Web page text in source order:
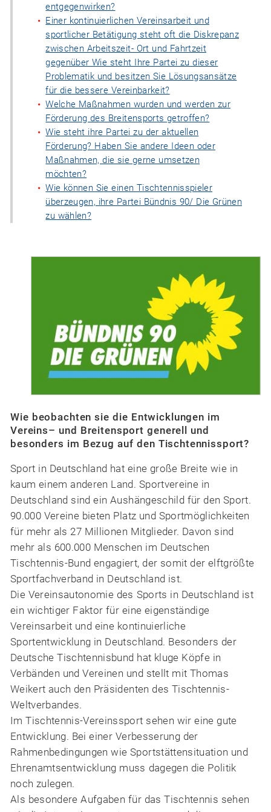
entgegenwirken?
Einer kontinuierlichen Vereinsarbeit und
sportlicher Betätigung steht oft die Diskrepanz
zwischen Arbeitszeit- Ort und Fahrtzeit
gegenüber Wie steht Ihre Partei zu dieser
Problematik und besitzen Sie Lösungsansätze
für die bessere Vereinbarkeit?
Welche Maßnahmen wurden und werden zur
Förderung des Breitensports getroffen?
Wie steht ihre Partei zu der aktuellen
Förderung? Haben Sie andere Ideen oder
Maßnahmen, die sie gerne umsetzen
möchten?
Wie können Sie einen Tischtennisspieler
überzeugen, ihre Partei Bündnis 90/ Die Grünen
zu wählen?
Wie beobachten sie die Entwicklungen im
Vereins– und Breitensport generell und
besonders im Bezug auf den Tischtennissport?
Sport in Deutschland hat eine große Breite wie in
kaum einem anderen Land. Sportvereine in
Deutschland sind ein Aushängeschild für den Sport.
90.000 Vereine bieten Platz und Sportmöglichkeiten
für mehr als 27 Millionen Mitglieder. Davon sind
mehr als 600.000 Menschen im Deutschen
Tischtennis-Bund engagiert, der somit der elftgrößte
Sportfachverband in Deutschland ist.
Die Vereinsautonomie des Sports in Deutschland ist
ein wichtiger Faktor für eine eigenständige
Vereinsarbeit und eine kontinuierliche
Sportentwicklung in Deutschland. Besonders der
Deutsche Tischtennisbund hat kluge Köpfe in
Verbänden und Vereinen und stellt mit Thomas
Weikert auch den Präsidenten des Tischtennis-
Weltverbandes.
Im Tischtennis-Vereinssport sehen wir eine gute
Entwicklung. Bei einer Verbesserung der
Rahmenbedingungen wie Sportstättensituation und
Ehrenamtsentwicklung muss dagegen die Politik
noch zulegen.
Als besondere Aufgaben für das Tischtennis sehen